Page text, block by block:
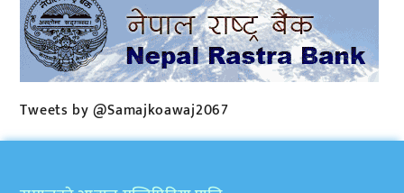
Tweets by @Samajkoawaj2067